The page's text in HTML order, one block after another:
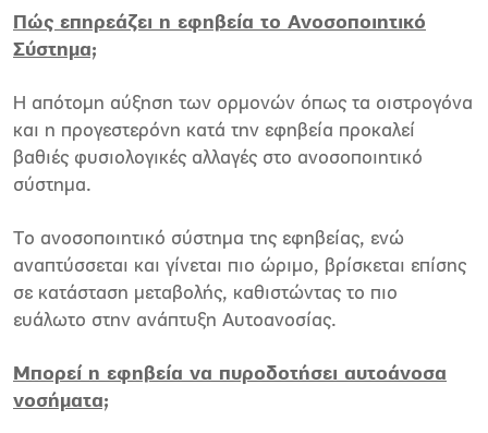
Πώς επηρεάζει η εφηβεία το Ανοσοποιητικό
Σύστημα;
Η απότομη αύξηση των ορμονών όπως τα οιστρογόνα
και η προγεστερόνη κατά την εφηβεία προκαλεί
βαθιές φυσιολογικές αλλαγές στο ανοσοποιητικό
σύστημα.
Το ανοσοποιητικό σύστημα της εφηβείας, ενώ
αναπτύσσεται και γίνεται πιο ώριμο, βρίσκεται επίσης
σε κατάσταση μεταβολής, καθιστώντας το πιο
ευάλωτο στην ανάπτυξη Αυτοανοσίας.
Μπορεί η εφηβεία να πυροδοτήσει αυτοάνοσα
νοσήματα;